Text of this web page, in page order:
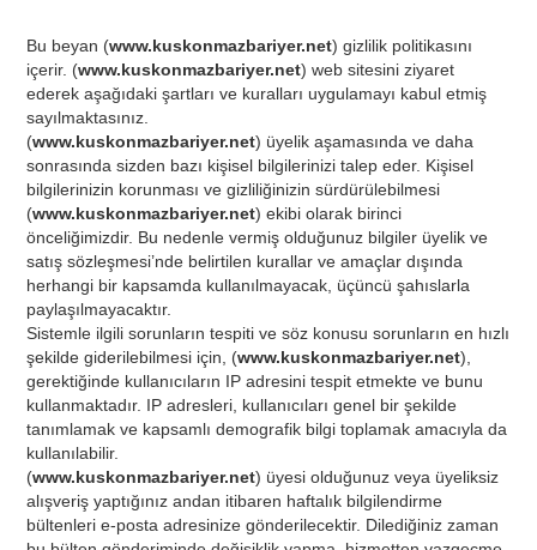
Bu beyan (www.kuskonmazbariyer.net) gizlilik politikasını
içerir. (www.kuskonmazbariyer.net) web sitesini ziyaret
ederek aşağıdaki şartları ve kuralları uygulamayı kabul etmiş
sayılmaktasınız.
(www.kuskonmazbariyer.net) üyelik aşamasında ve daha
sonrasında sizden bazı kişisel bilgilerinizi talep eder. Kişisel
bilgilerinizin korunması ve gizliliğinizin sürdürülebilmesi
(www.kuskonmazbariyer.net) ekibi olarak birinci
önceliğimizdir. Bu nedenle vermiş olduğunuz bilgiler üyelik ve
satış sözleşmesi’nde belirtilen kurallar ve amaçlar dışında
herhangi bir kapsamda kullanılmayacak, üçüncü şahıslarla
paylaşılmayacaktır.
Sistemle ilgili sorunların tespiti ve söz konusu sorunların en hızlı
şekilde giderilebilmesi için, (www.kuskonmazbariyer.net),
gerektiğinde kullanıcıların IP adresini tespit etmekte ve bunu
kullanmaktadır. IP adresleri, kullanıcıları genel bir şekilde
tanımlamak ve kapsamlı demografik bilgi toplamak amacıyla da
kullanılabilir.
(www.kuskonmazbariyer.net) üyesi olduğunuz veya üyeliksiz
alışveriş yaptığınız andan itibaren haftalık bilgilendirme
bültenleri e-posta adresinize gönderilecektir. Dilediğiniz zaman